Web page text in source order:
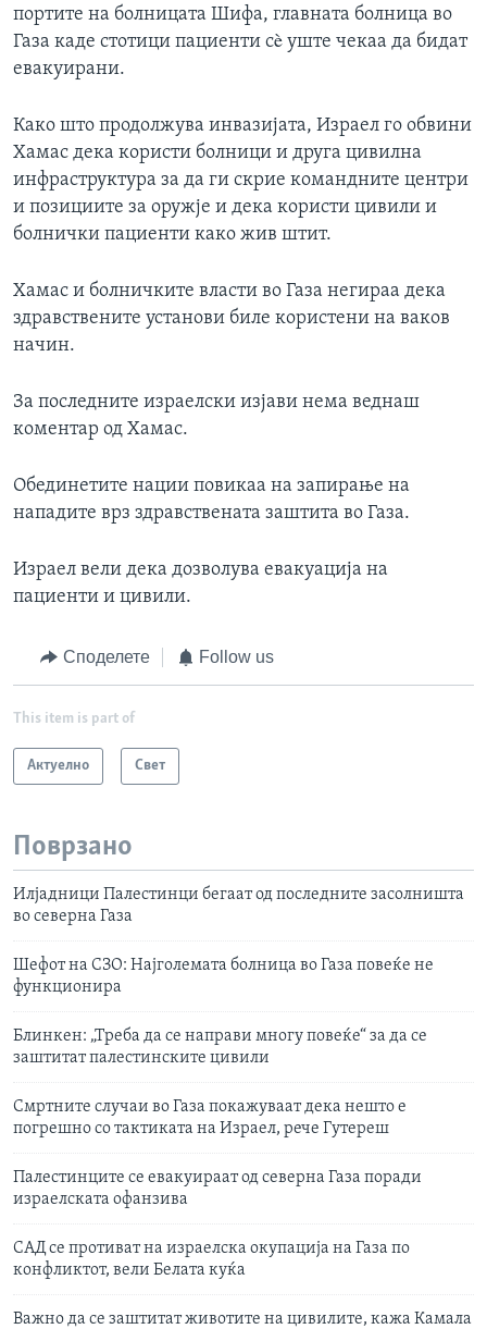
портите на болницата Шифа, главната болница во
Газа каде стотици пациенти сè уште чекаа да бидат
евакуирани.
Како што продолжува инвазијата, Израел го обвини
Хамас дека користи болници и друга цивилна
инфраструктура за да ги скрие командните центри
и позициите за оружје и дека користи цивили и
болнички пациенти како жив штит.
Хамас и болничките власти во Газа негираа дека
здравствените установи биле користени на ваков
начин.
За последните израелски изјави нема веднаш
коментар од Хамас.
Обединетите нации повикаа на запирање на
нападите врз здравствената заштита во Газа.
Израел вели дека дозволува евакуација на
пациенти и цивили.
Споделете Follow us
This item is part of
Актуелно Свет
Поврзано
Илјадници Палестинци бегаат од последните засолништа
во северна Газа
Шефот на СЗО: Најголемата болница во Газа повеќе не
функционира
Блинкен: „Треба да се направи многу повеќе“ за да се
заштитат палестинските цивили
Смртните случаи во Газа покажуваат дека нешто е
погрешно со тактиката на Израел, рече Гутереш
Палестинците се евакуираат од северна Газа поради
израелската офанзива
САД се противат на израелска окупација на Газа по
конфликтот, вели Белата куќа
Важно да се заштитат животите на цивилите, кажа Камала